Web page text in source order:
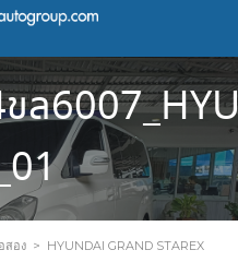
ล
สอง > HYUNDAI GRAND STAREX